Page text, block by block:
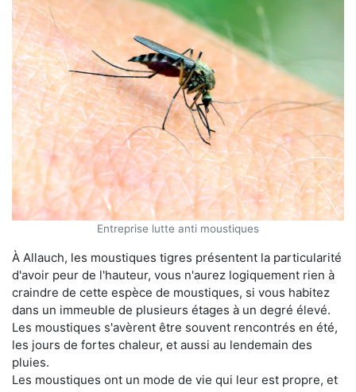
Entreprise lutte anti moustiques
À Allauch, les moustiques tigres présentent la particularité
d'avoir peur de l'hauteur, vous n'aurez logiquement rien à
craindre de cette espèce de moustiques, si vous habitez
dans un immeuble de plusieurs étages à un degré élevé.
Les moustiques s'avèrent être souvent rencontrés en été,
les jours de fortes chaleur, et aussi au lendemain des
pluies.
Les moustiques ont un mode de vie qui leur est propre, et